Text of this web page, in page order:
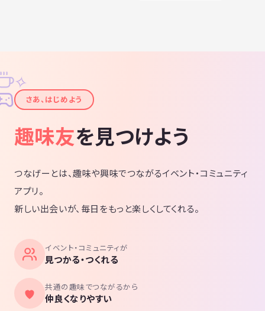
✦
✧
さあ、はじめよう
趣味友を見つけよう
つなげーとは、趣味や興味でつながるイベント・コミュニティ
アプリ。
新しい出会いが、毎日をもっと楽しくしてくれる。
イベント・コミュニティが
見つかる・つくれる
共通の趣味でつながるから
仲良くなりやすい